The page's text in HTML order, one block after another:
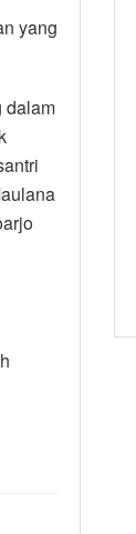
yang
dalam